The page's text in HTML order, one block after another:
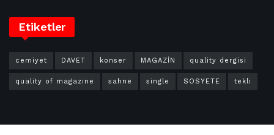
Etiketler
cemiyet DAVET konser MAGAZİN quality dergisi
quality of magazine sahne single SOSYETE tekli